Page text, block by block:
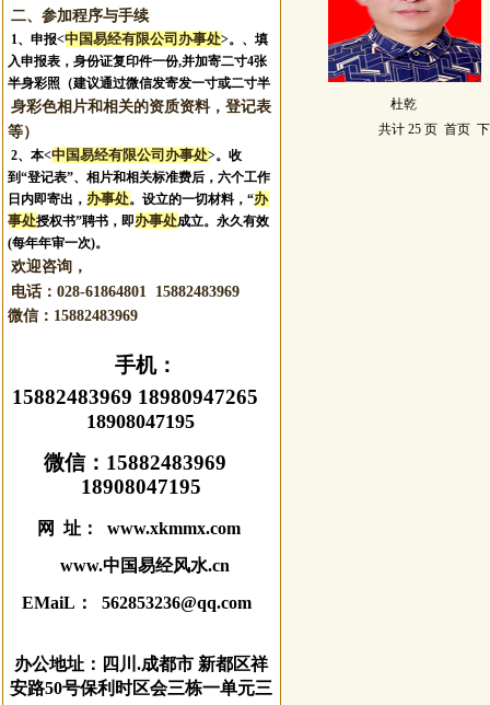
王文生 张德全
二、参加程序与手续
1、申报<中国易经有限公司办事处>。 、填
入申报表，身份证复印件一份,并加寄二寸4张
半身彩照（建议通过微信发寄发一寸或二寸半
身彩色相片和相关的资质资料，登记表
等）
2、本<中国易经有限公司办事处>。收
到“登记表”、相片和相关标准费后，六个工作
日内即寄出， 办事处。设立的一切材料，“办
事处授权书”聘书，即办事处成立。永久有效
(每年年审一次)。
欢迎咨询，
电话：028-61864801 15882483969
微信： 15882483969
手机：
15882483969 18980947265
18908047195
微信： 15882483969
18908047195
网 址： www.xkmmx.com
www.中国易经风水.cn
EMaiL： 562853236@qq.com
办公地址：四川.成都市 新都区祥
安路50号保利时区会三栋一单元三
杜乾
共计 25 页 首页